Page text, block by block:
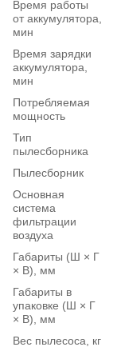
Время работы
от аккумулятора,
мин
Время зарядки
аккумулятора,
мин
Потребляемая
мощность
Тип
пылесборника
Пылесборник
Основная
система
фильтрации
воздуха
Габариты (Ш × Г
× В), мм
Габариты в
упаковке (Ш × Г
× В), мм
Вес пылесоса, кг